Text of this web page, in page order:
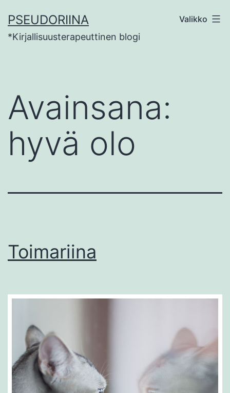
sisältöön
PSEUDORIINA
*Kirjallisuusterapeuttinen blogi
Valikko
Avainsana:
hyvä olo
Toimariina